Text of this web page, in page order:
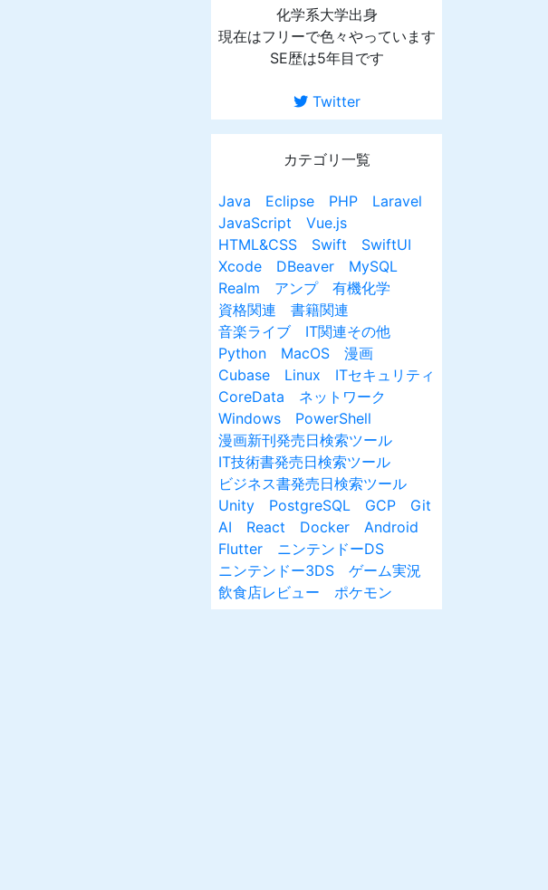
化学系大学出身
現在はフリーで色々やっています
SE歴は5年目です
Twitter
カテゴリ一覧
Java Eclipse PHP
Laravel
JavaScript
Vue.js
HTML&CSS
Swift
SwiftUI
Xcode
DBeaver
MySQL
Realm
アンプ
有機化学
資格関連
書籍関連
音楽ライブ
IT関連その他
Python
MacOS
漫画
Cubase
Linux
ITセキュリティ
CoreData
ネットワーク
Windows
PowerShell
漫画新刊発売日検索ツール
IT技術書発売日検索ツール
ビジネス書発売日検索ツール
Unity
PostgreSQL GCP
Git
AI
React Docker
Android
Flutter
ニンテンドーDS
ニンテンドー3DS
ゲーム実況
飲食店レビュー
ポケモン